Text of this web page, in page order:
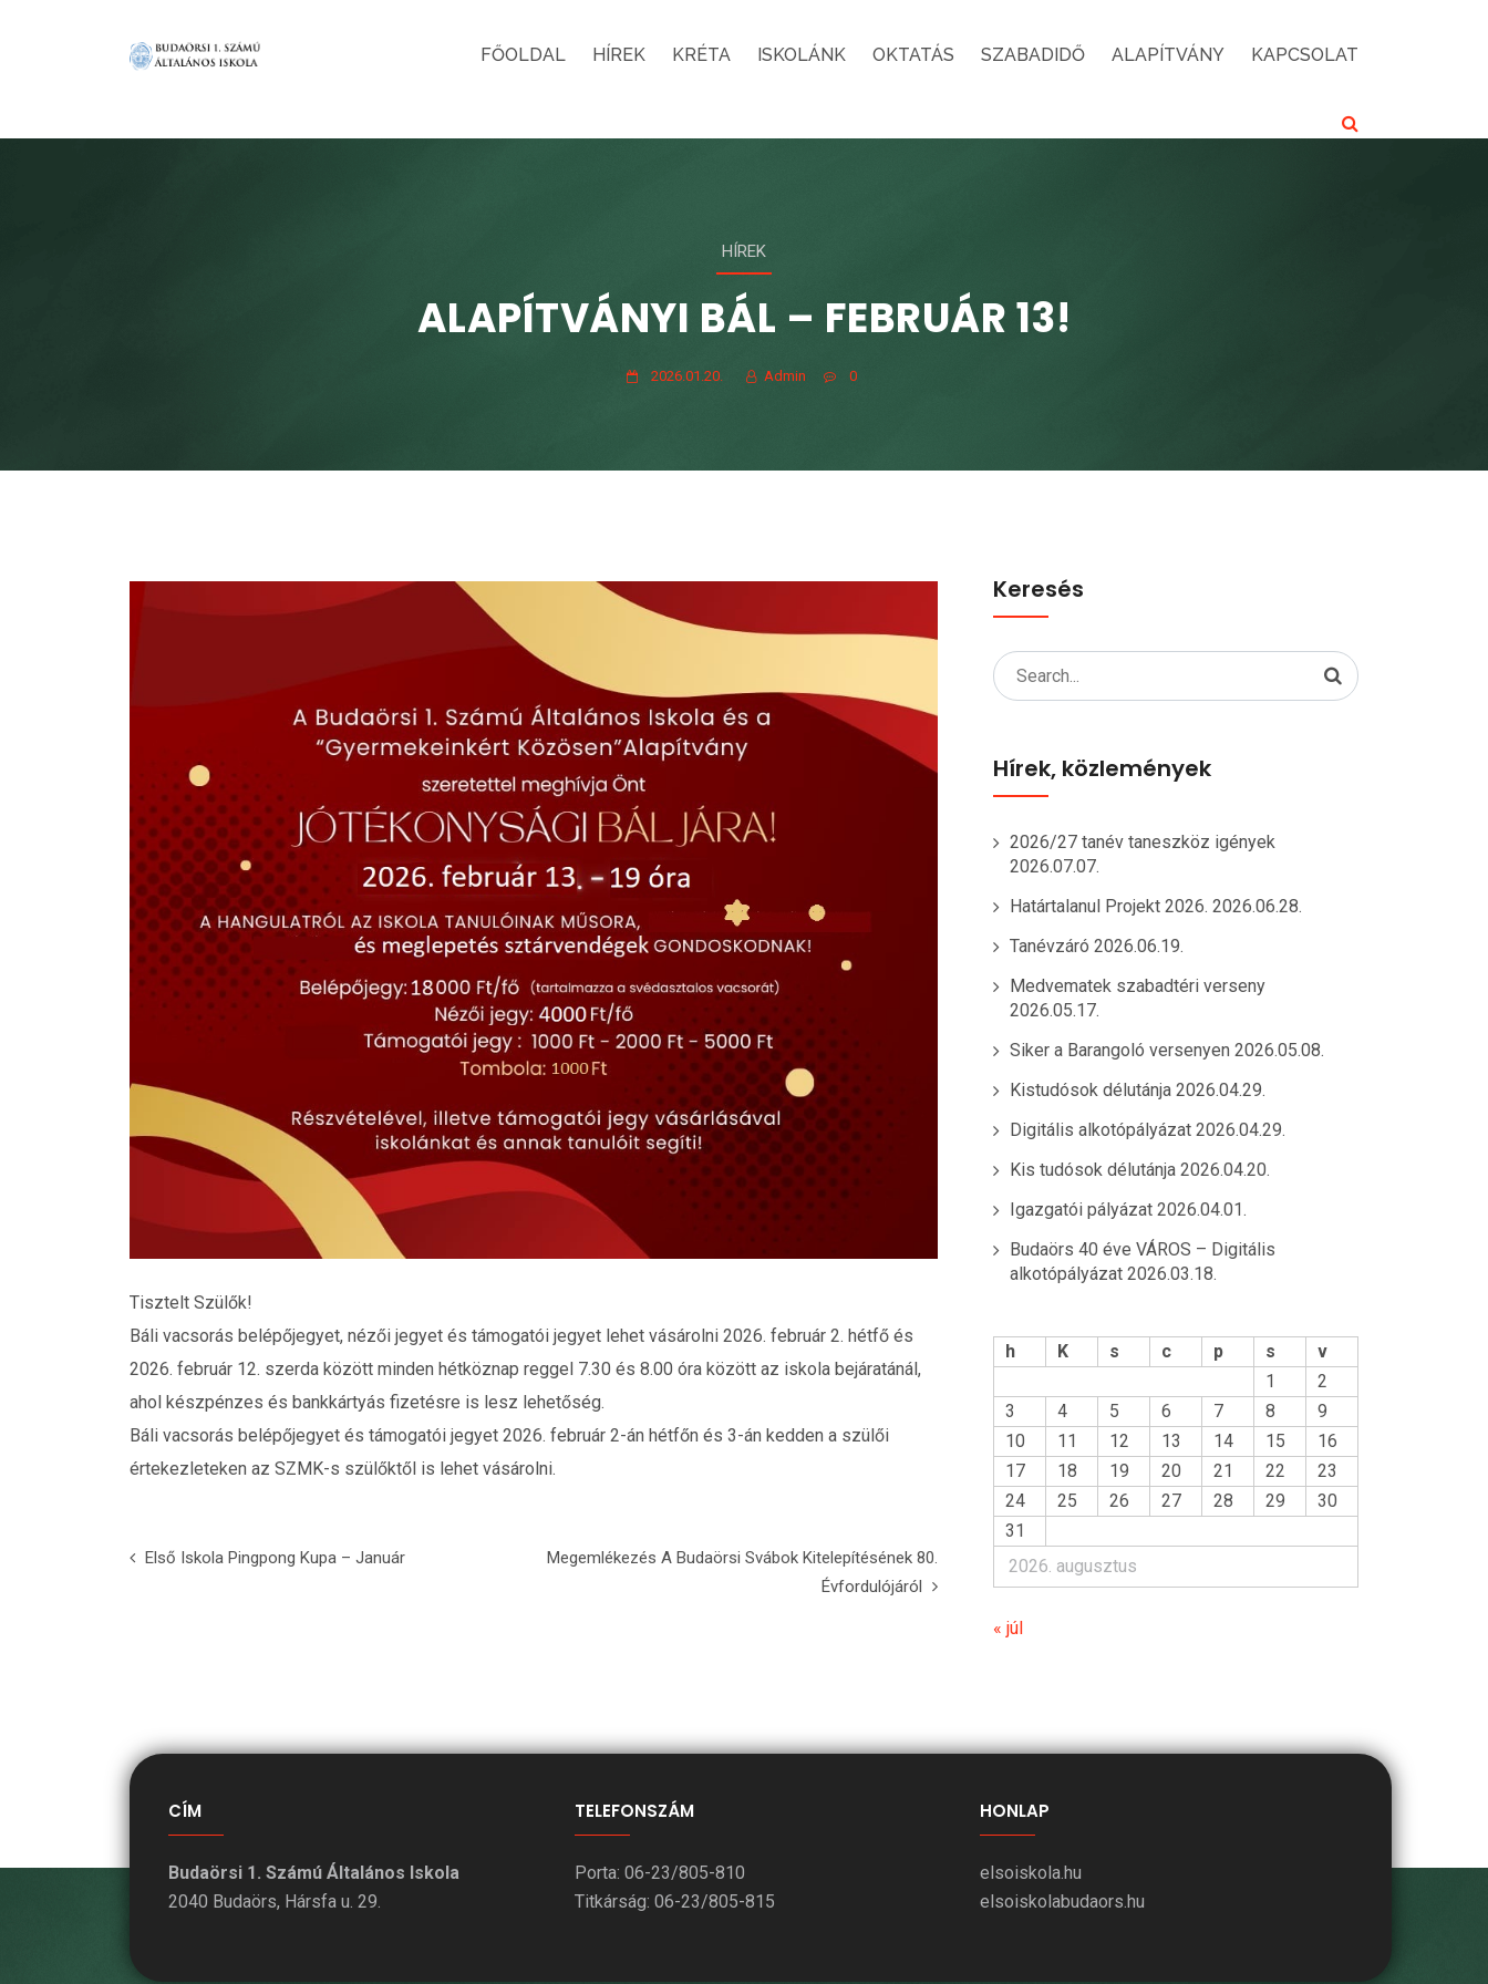
FŐOLDAL HÍREK KRÉTA ISKOLÁNK OKTATÁS SZABADIDŐ ALAPÍTVÁNY KAPCSOLAT
HÍREK
ALAPÍTVÁNYI BÁL – FEBRUÁR 13!
2026.01.20. Admin 0
Tisztelt Szülők!
Báli vacsorás belépőjegyet, nézői jegyet és támogatói jegyet lehet vásárolni 2026. február 2. hétfő és
2026. február 12. szerda között minden hétköznap reggel 7.30 és 8.00 óra között az iskola bejáratánál,
ahol készpénzes és bankkártyás fizetésre is lesz lehetőség.
Báli vacsorás belépőjegyet és támogatói jegyet 2026. február 2-án hétfőn és 3-án kedden a szülői
értekezleteken az SZMK-s szülőktől is lehet vásárolni.
Első Iskola Pingpong Kupa – Január
Megemlékezés A Budaörsi Svábok Kitelepítésének 80.
Évfordulójáról
Keresés
Search
for:
Hírek, közlemények
2026/27 tanév taneszköz igények
2026.07.07.
Határtalanul Projekt 2026. 2026.06.28.
Tanévzáró 2026.06.19.
Medvematek szabadtéri verseny
2026.05.17.
Siker a Barangoló versenyen 2026.05.08.
Kistudósok délutánja 2026.04.29.
Digitális alkotópályázat 2026.04.29.
Kis tudósok délutánja 2026.04.20.
Igazgatói pályázat 2026.04.01.
Budaörs 40 éve VÁROS – Digitális
alkotópályázat 2026.03.18.
2026. augusztus
h K s c p s
v
1
2
3
4 5 6 7 8
9
10
11 12 13 14 15
16
17
18 19 20 21 22
23
24
25 26 27 28 29
30
31
« júl
CÍM
Budaörsi 1. Számú Általános Iskola
2040 Budaörs, Hársfa u. 29.
TELEFONSZÁM
Porta: 06-23/805-810
Titkárság: 06-23/805-815
HONLAP
elsoiskola.hu
elsoiskolabudaors.hu